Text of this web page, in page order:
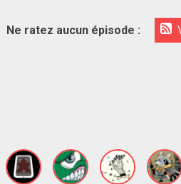
Ne ratez aucun épisode :